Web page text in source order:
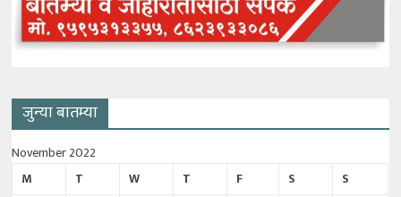
जुन्या बातम्या
November 2022
M
T W T F S S